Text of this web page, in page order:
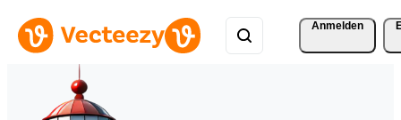
Anmelden